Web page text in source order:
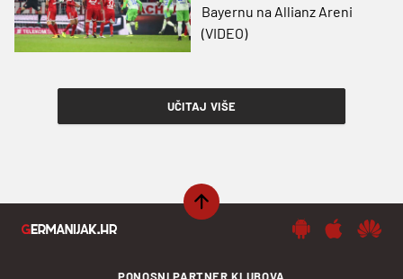
Bayernu na Allianz Areni
(VIDEO)
UČITAJ VIŠE